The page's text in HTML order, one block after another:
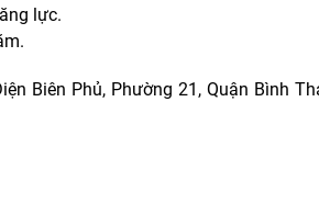
lực.
Biên Phủ, Phường 21, Quận Bình